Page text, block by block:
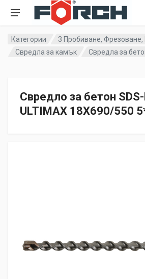
Категории
3 Пробиване,
Свредла за камък
Свредла за
Свредло за бетон
ULTIMAX 18X690/550